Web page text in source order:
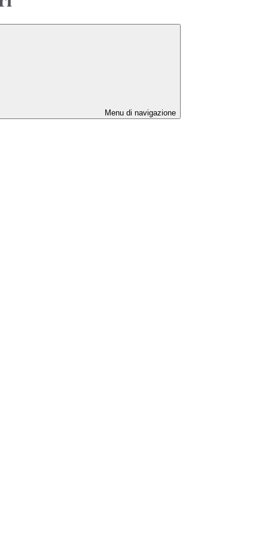
Menu di navigazione